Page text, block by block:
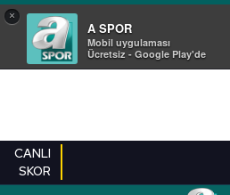
×
A SPOR
Mobil uygulaması
Ücretsiz - Google Play'de
CANLI
SKOR
FUTBOL